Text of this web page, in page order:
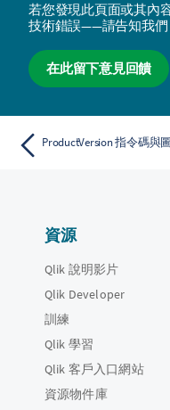
若您發現此頁面或其內
技術錯誤——請告知我們
在此留下意見回饋
資源
Qlik 說明影片
Qlik Developer
訓練
Qlik 學習
Qlik 客戶入口網站
資源物件庫